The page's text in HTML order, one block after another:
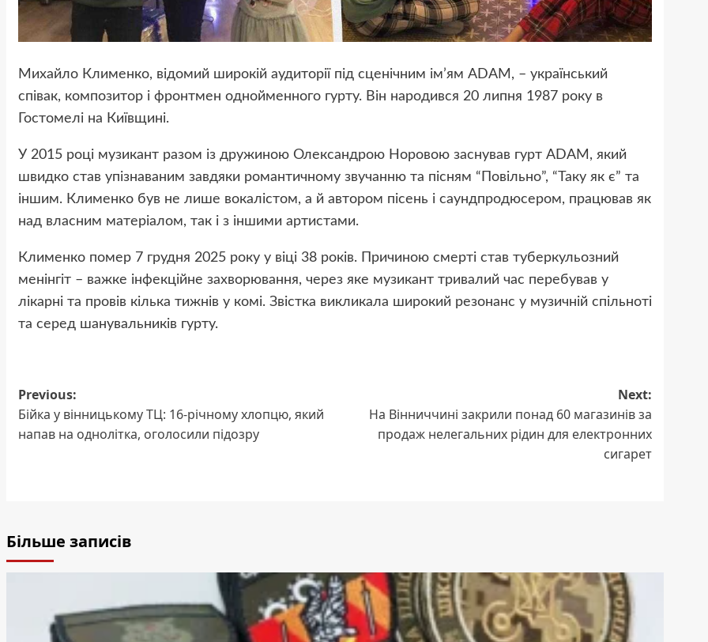
Михайло Клименко, відомий широкій аудиторії під сценічним ім’ям ADAM, – український
співак, композитор і фронтмен однойменного гурту. Він народився 20 липня 1987 року в
Гостомелі на Київщині.
У 2015 році музикант разом із дружиною Олександрою Норовою заснував гурт ADAM, який
швидко став упізнаваним завдяки романтичному звучанню та пісням “Повільно”, “Таку як є” та
іншим. Клименко був не лише вокалістом, а й автором пісень і саундпродюсером, працював як
над власним матеріалом, так і з іншими артистами.
Клименко помер 7 грудня 2025 року у віці 38 років. Причиною смерті став туберкульозний
менінгіт – важке інфекційне захворювання, через яке музикант тривалий час перебував у
лікарні та провів кілька тижнів у комі. Звістка викликала широкий резонанс у музичній спільноті
та серед шанувальників гурту.
Post
Previous:
Бійка у вінницькому ТЦ: 16-річному хлопцю, який
напав на однолітка, оголосили підозру
Next:
На Вінниччині закрили понад 60 магазинів за
продаж нелегальних рідин для електронних
сигарет
Більше записів